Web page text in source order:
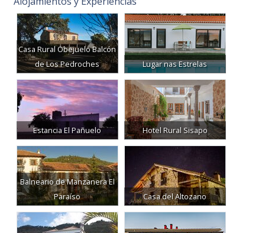
Casa Rural Obejuelo Balcón
de Los Pedroches
Lugar nas Estrelas
Estancia El Pañuelo Hotel Rural Sisapo
Balneario de Manzanera El
Paraíso
Casa del Altozano